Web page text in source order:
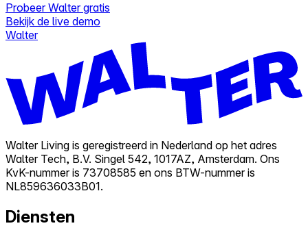
Probeer Walter gratis
Bekijk de live demo
Walter
Walter Living is geregistreerd in Nederland op het adres
Walter Tech, B.V. Singel 542, 1017AZ, Amsterdam. Ons
KvK-nummer is 73708585 en ons BTW-nummer is
NL859636033B01.
Diensten